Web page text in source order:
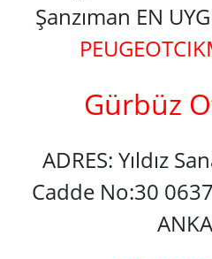
Şanzıman EN
Gürbüz
ADRES: Yıldız
Cadde No:30